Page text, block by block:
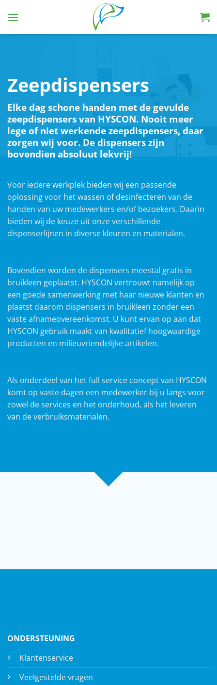
Zeepdispensers
Elke dag schone handen met de gevulde
zeepdispensers van HYSCON. Nooit meer
lege of niet werkende zeepdispensers, daar
zorgen wij voor. De dispensers zijn
bovendien absoluut lekvrij!
Voor iedere werkplek bieden wij een passende
oplossing voor het wassen of desinfecteren van de
handen van uw medewerkers en/of bezoekers. Daarin
bieden wij de keuze uit onze verschillende
dispenserlijnen in diverse kleuren en materialen.
Bovendien worden de dispensers meestal gratis in
bruikleen geplaatst. HYSCON vertrouwt namelijk op
een goede samenwerking met haar nieuwe klanten en
plaatst daarom dispensers in bruikleen zonder een
vaste afnameovereenkomst. U kunt ervan op aan dat
HYSCON gebruik maakt van kwalitatief hoogwaardige
producten en milieuvriendelijke artikelen.
Als onderdeel van het full service concept van HYSCON
komt op vaste dagen een medewerker bij u langs voor
zowel de services en het onderhoud, als het leveren
van de verbruiksmaterialen.
ONDERSTEUNING
Klantenservice
Veelgestelde vragen